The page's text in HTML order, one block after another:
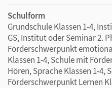
Schulform
Grundschule Klassen 1-4,
GS, Institut oder Seminar 2.
Förderschwerpunkt
Klassen 1-4, Schule mit
Hören, Sprache Klassen 1-4,
Förderschwerpunkt Lernen